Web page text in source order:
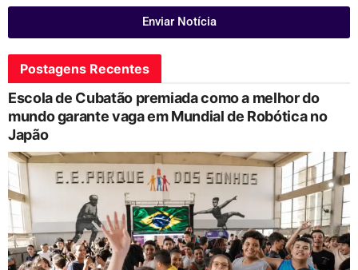
Enviar Notícia
Postagens Recentes
Escola de Cubatão premiada como a melhor do
mundo garante vaga em Mundial de Robótica no
Japão